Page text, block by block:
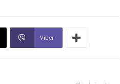
Viber